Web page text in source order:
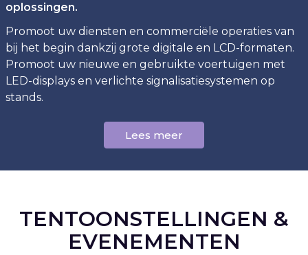
oplossingen.
Promoot uw diensten en commerciële operaties van
bij het begin dankzij grote digitale en LCD-formaten.
Promoot uw nieuwe en gebruikte voertuigen met
LED-displays en verlichte signalisatiesystemen op
stands.
Lees meer
TENTOONSTELLINGEN &
EVENEMENTEN